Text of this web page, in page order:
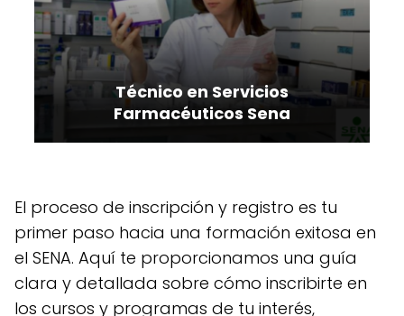
Técnico en Servicios
Farmacéuticos Sena
El proceso de inscripción y registro es tu
primer paso hacia una formación exitosa en
el SENA. Aquí te proporcionamos una guía
clara y detallada sobre cómo inscribirte en
los cursos y programas de tu interés,